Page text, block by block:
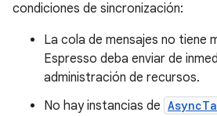
condiciones de sincronización:
La cola de mensajes no tiene
Espresso deba enviar de
administración de recursos.
No hay instancias de